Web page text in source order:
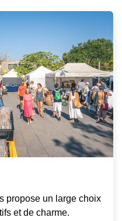
propose un large choix
et de charme.